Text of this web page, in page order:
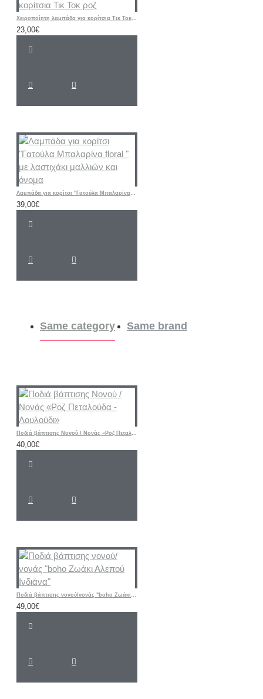
Χειροποίητη λαμπάδα για κορίτσια Τικ Τοκ ροζ
23,00€
Λαμπάδα για κορίτσι "Γατούλα Μπαλαρίνα floral " με λαστιχάκι μαλλιών και όνομα
39,00€
Same category Same brand
Ποδιά βάπτισης Νονού / Νονάς «Ροζ Πεταλούδα - Λουλούδι»
40,00€
Ποδιά βάπτισης νονού/νονάς "boho Ζωάκι Αλεπού Ινδιάνα"
49,00€